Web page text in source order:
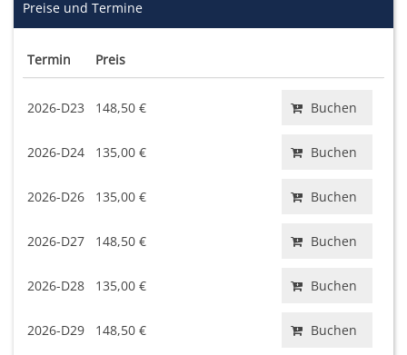
Preise und Termine
Termin Preis
2026-D23 148,50 € Buchen
2026-D24 135,00 € Buchen
2026-D26 135,00 € Buchen
2026-D27 148,50 € Buchen
2026-D28 135,00 € Buchen
2026-D29 148,50 € Buchen